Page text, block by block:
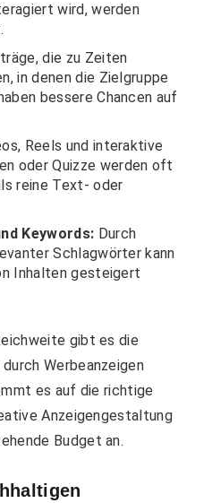
wird, werden
die zu Zeiten
in denen die Zielgruppe
bessere Chancen auf
Reels und interaktive
oder Quizze werden oft
reine Text- oder
Keywords: Durch
Schlagwörter kann
Inhalten gesteigert
gibt es die
Werbeanzeigen
es auf die richtige
Anzeigengestaltung
Budget an.